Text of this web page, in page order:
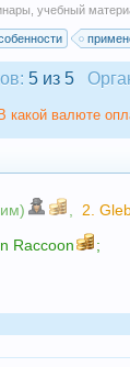
учебный
5 из 5
В какой валюте
2.
Raccoon ;